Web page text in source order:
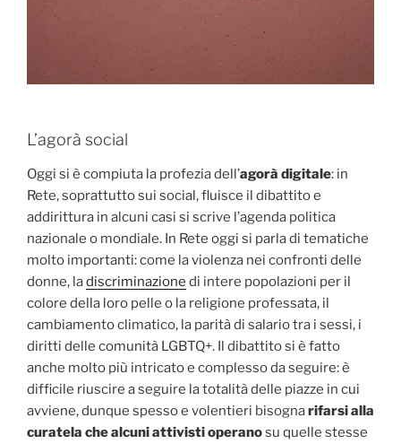
L’agorà social
Oggi si è compiuta la profezia dell’agorà digitale: in
Rete, soprattutto sui social, fluisce il dibattito e
addirittura in alcuni casi si scrive l’agenda politica
nazionale o mondiale. In Rete oggi si parla di tematiche
molto importanti: come la violenza nei confronti delle
donne, ladiscriminazione di intere popolazioni per il
colore della loro pelle o la religione professata, il
cambiamento climatico, la parità di salario tra i sessi, i
diritti delle comunità LGBTQ+. Il dibattito si è fatto
anche molto più intricato e complesso da seguire: è
difficile riuscire a seguire la totalità delle piazze in cui
avviene, dunque spesso e volentieri bisognarifarsi alla
curatela che alcuni attivisti operanosu quelle stesse